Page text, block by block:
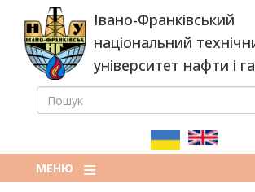
основного
вмісту
Івано-Франківський
національний
університет нафти і
ПОШУКОВА
ПОШУК
МЕНЮ